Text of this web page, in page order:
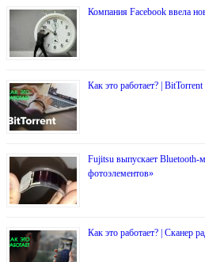
Компания Facebook ввела
Как это работает? | BitTorrent
Fujitsu выпускает Bluetooth-
фотоэлементов»
Как это работает? | Сканер